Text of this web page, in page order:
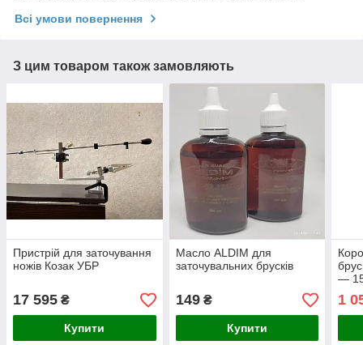
Всі умови повернення
З цим товаром також замовляють
Пристрій для заточування
ножів Козак УБР
17 595 ₴
Купити
Масло ALDIM для
заточувальних брусків
149₴
Купити
—
1